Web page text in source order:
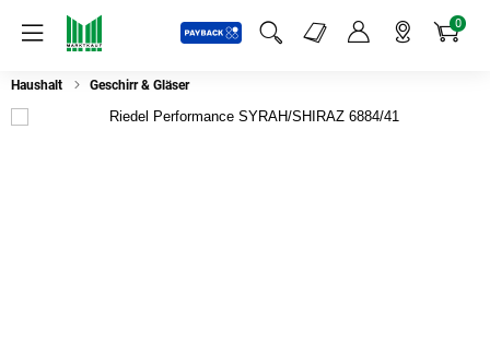
Menü
Payback
Suchfeld einblenden
Markt-Angebote 0
Artikel
Haushalt Geschirr & Gläser